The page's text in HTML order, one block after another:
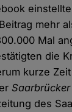
mehr
Mal
die
kurze
des